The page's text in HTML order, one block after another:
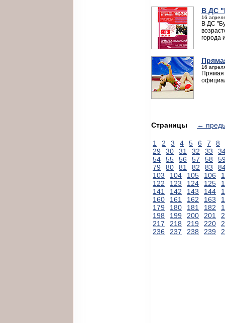
В ДС
16
В ДС
города
16
Прямая
Страницы ←
1 2 3 4 5 6 7
8
29
30 31 32 33
54
55 56 57 58
79
80 81 82 83
103
104 105 106
122
123 124 125
141
142 143 144
160
161 162 163
179
180 181 182
198
199 200 201
217
218 219 220
236
237 238 239